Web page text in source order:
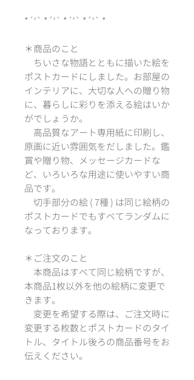
*´‘` *´‘` *´‘` *´‘` *
＊商品のこと
ちいさな物語とともに描いた絵を
ポストカードにしました。お部屋の
インテリアに、大切な人への贈り物
に、暮らしに彩りを添える絵はいか
がでしょうか。
高品質なアート専用紙に印刷し、
原画に近い雰囲気をだしました。鑑
賞や贈り物、メッセージカードな
ど、いろいろな用途に使いやすい商
品です。
切手部分の絵 ( 7種 ) は同じ絵柄の
ポストカードでもすべてランダムに
なっております。
＊ご注文のこと
本商品はすべて同じ絵柄ですが、
本商品1枚以外を他の絵柄に変更で
きます。
変更を希望する際は、ご注文時に
変更する枚数とポストカードのタイ
トル、タイトル後ろの商品番号をお
伝えください。